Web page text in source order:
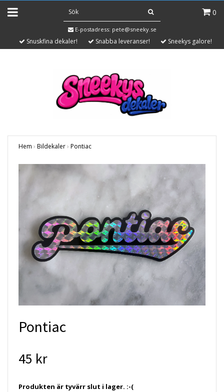
0
E-postadress: pete@sneeky.se
Snuskfina dekaler! Snabba leveranser! Sneekys galore!
Hem › Bildekaler› Pontiac
Pontiac
45 kr
Produkten är tyvärr slut i lager. :-(